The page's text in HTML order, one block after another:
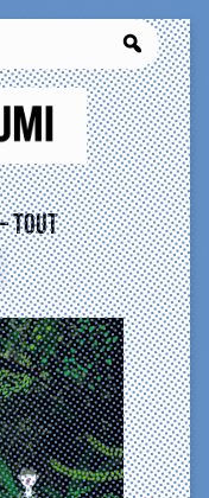
– tout